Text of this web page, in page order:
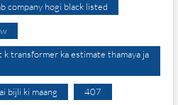
company hogi black listed
transformer ka estimate thamaya ja
bijli ki maang 407